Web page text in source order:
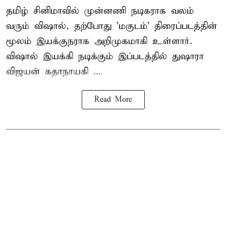
தமிழ் சினிமாவில் முன்னணி நடிகராக வலம்
வரும் விஷால், தற்போது 'மகுடம்' திரைப்படத்தின்
மூலம் இயக்குநராக அறிமுகமாகி உள்ளார்.
விஷால் இயக்கி நடிக்கும் இப்படத்தில் துஷாரா
விஜயன் கதாநாயகி ...
Read More